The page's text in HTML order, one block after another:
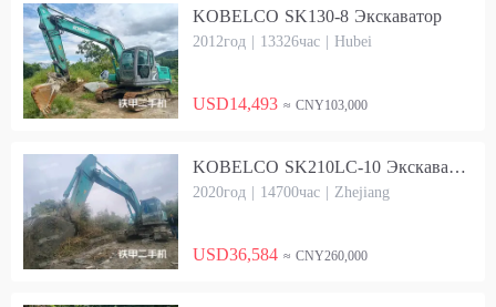
KOBELCO SK130-8 Экскаватор
2012год | 13326час | Hubei
USD14,493 ≈ CNY103,000
KOBELCO SK210LC-10 Экскаватор
2020год | 14700час | Zhejiang
USD36,584 ≈ CNY260,000